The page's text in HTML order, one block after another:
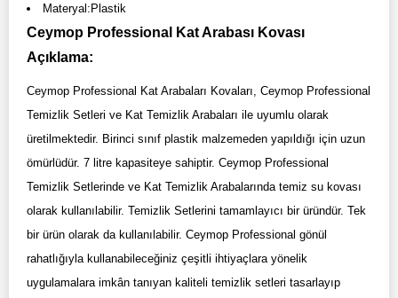
Materyal:Plastik
Ceymop Professional Kat Arabası Kovası
Açıklama:
Ceymop Professional Kat Arabaları Kovaları, Ceymop Professional
Temizlik Setleri ve Kat Temizlik Arabaları ile uyumlu olarak
üretilmektedir. Birinci sınıf plastik malzemeden yapıldığı için uzun
ömürlüdür. 7 litre kapasiteye sahiptir. Ceymop Professional
Temizlik Setlerinde ve Kat Temizlik Arabalarında temiz su kovası
olarak kullanılabilir. Temizlik Setlerini tamamlayıcı bir üründür. Tek
bir ürün olarak da kullanılabilir. Ceymop Professional gönül
rahatlığıyla kullanabileceğiniz çeşitli ihtiyaçlara yönelik
uygulamalara imkân tanıyan kaliteli temizlik setleri tasarlayıp